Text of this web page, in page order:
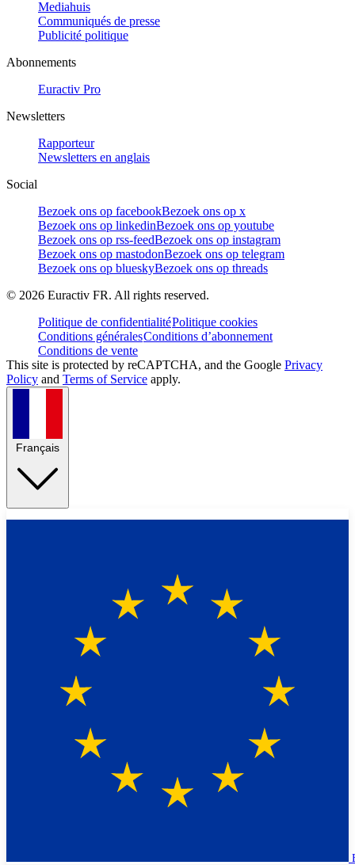
Mediahuis
Communiqués de presse
Publicité politique
Abonnements
Euractiv Pro
Newsletters
Rapporteur
Newsletters en anglais
Social
Bezoek ons op facebookBezoek ons op x
Bezoek ons op linkedinBezoek ons op youtube
Bezoek ons op rss-feedBezoek ons op instagram
Bezoek ons op mastodonBezoek ons op telegram
Bezoek ons op blueskyBezoek ons op threads
© 2026 Euractiv FR. All rights reserved.
Politique de confidentialitéPolitique cookies
Conditions généralesConditions d’abonnement
Conditions de vente
This site is protected by reCAPTCHA, and the Google Privacy
Policy and Terms of Service apply.
Français